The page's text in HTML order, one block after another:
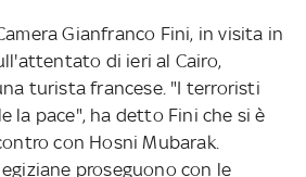
Gianfranco Fini, in visita in
di ieri al Cairo,
turista francese. "I terroristi
la pace", ha detto Fini che si è
con Hosni Mubarak.
proseguono con le